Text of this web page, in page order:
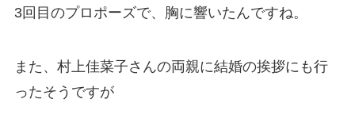
3回目のプロポーズで、胸に響いたんですね。
また、村上佳菜子さんの両親に結婚の挨拶にも行
ったそうですが